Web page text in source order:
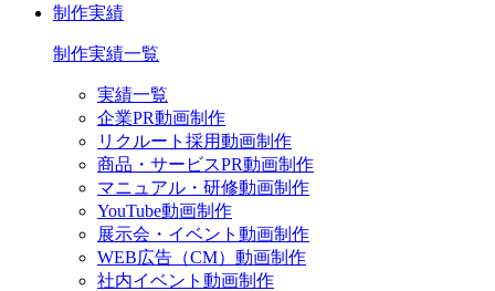
制作実績
制作実績一覧
実績一覧
企業PR動画制作
リクルート採用動画制作
商品・サービスPR動画制作
マニュアル・研修動画制作
YouTube動画制作
展示会・イベント動画制作
WEB広告（CM）動画制作
社内イベント動画制作